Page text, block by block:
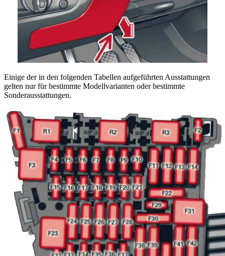
Einige der in den folgenden Tabellen aufgeführten Ausstattungen
gelten nur für bestimmte Modellvarianten oder bestimmte
Sonderausstattungen.